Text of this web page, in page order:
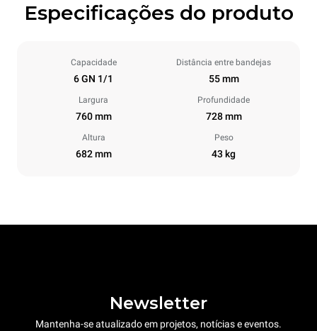
Especificações do produto
Capacidade
6 GN 1/1
Distância entre bandejas
55 mm
Largura
760 mm
Profundidade
728 mm
Altura
682 mm
Peso
43 kg
Newsletter
Mantenha-se atualizado em projetos, notícias e eventos.